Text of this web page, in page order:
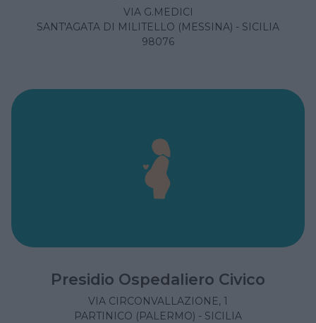
VIA G.MEDICI
SANT'AGATA DI MILITELLO (MESSINA) - SICILIA
98076
Presidio Ospedaliero Civico
VIA CIRCONVALLAZIONE, 1
PARTINICO (PALERMO) - SICILIA